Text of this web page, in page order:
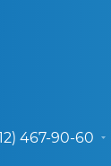
467-90-60